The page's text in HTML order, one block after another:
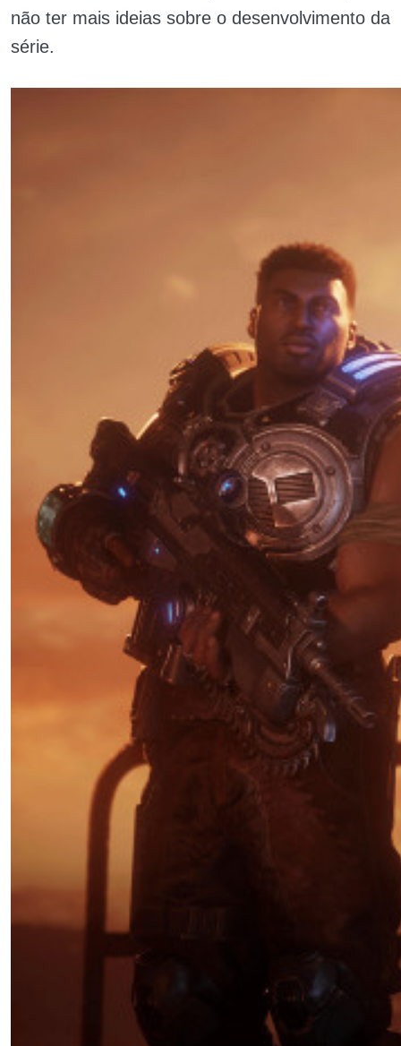
não ter mais ideias sobre o desenvolvimento da
série.